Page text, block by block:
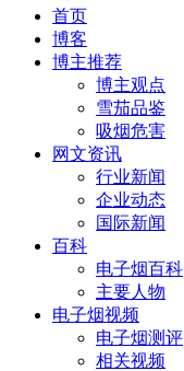
首页
博客
博主推荐
博主观点
雪茄品鉴
吸烟危害
网文资讯
行业新闻
企业动态
国际新闻
百科
电子烟百科
主要人物
电子烟视频
电子烟测评
相关视频